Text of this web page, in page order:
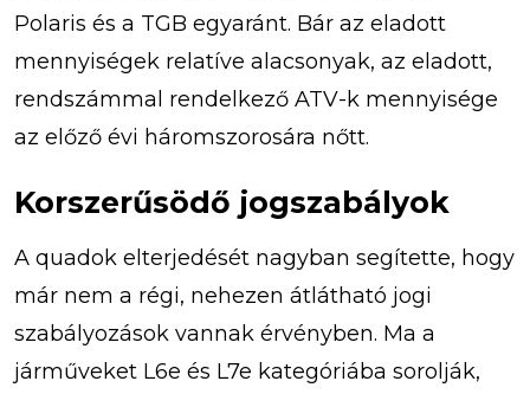
Polaris és a TGB egyaránt. Bár az eladott
mennyiségek relatíve alacsonyak, az eladott,
rendszámmal rendelkező ATV-k mennyisége
az előző évi háromszorosára nőtt.
Korszerűsödő jogszabályok
A quadok elterjedését nagyban segítette, hogy
már nem a régi, nehezen átlátható jogi
szabályozások vannak érvényben. Ma a
járműveket L6e és L7e kategóriába sorolják,